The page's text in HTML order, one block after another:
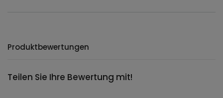
Produktbewertungen
Teilen Sie Ihre Bewertung mit!